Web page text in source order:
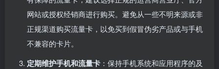
网站或授权经销商进行购买。避免从一些不明来源或非
正规渠道购买流量卡，以免买到假冒伪劣产品或与手机
不兼容的卡片。
定期维护手机和流量卡 ：保持手机系统和应用程序的及